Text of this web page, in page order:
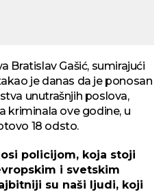
Bratislav Gašić, sumirajući
je danas da je ponosan
unutrašnjih poslova,
kriminala ove godine, u
18 odsto.
policijom, koja stoji
i svetskim
su naši ljudi, koji